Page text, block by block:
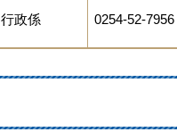
行政係 0254-52-7956